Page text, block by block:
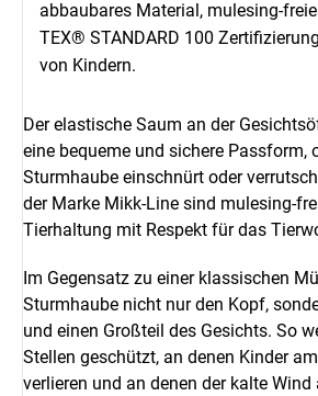
abbaubares Material, mulesing-
TEX® STANDARD 100
von Kindern.
Der elastische Saum an der
eine bequeme und sichere Passform,
Sturmhaube einschnürt oder
der Marke Mikk-Line sind mulesing-
Tierhaltung mit Respekt für das
Im Gegensatz zu einer klassischen
Sturmhaube nicht nur den Kopf,
und einen Großteil des Gesichts. So
Stellen geschützt, an denen Kinder
verlieren und an denen der kalte